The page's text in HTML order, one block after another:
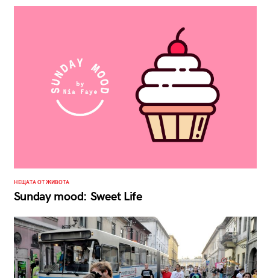
НЕЩАТА ОТ ЖИВОТА
Sunday mood: Sweet Life